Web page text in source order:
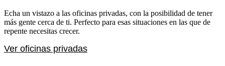
Echa un vistazo a las oficinas privadas, con la posibilidad de tener
más gente cerca de ti. Perfecto para esas situaciones en las que de
repente necesitas crecer.
Ver oficinas privadas